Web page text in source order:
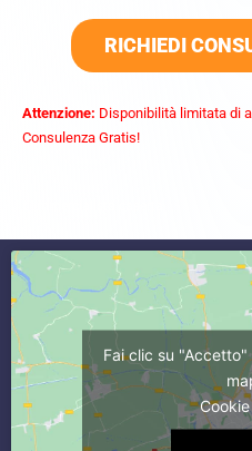
RICHIEDI
Attenzione: Disponibilità limitata di
Consulenza Gratis!
Fai clic su